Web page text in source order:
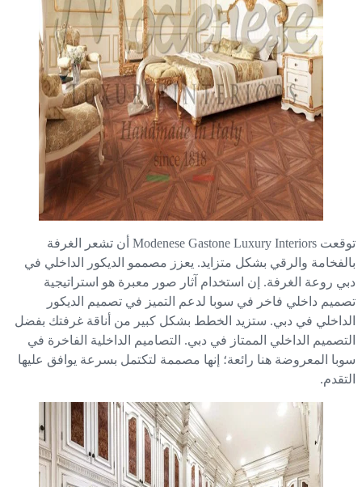
توقعت Modenese Gastone Luxury Interiors أن تشعر الغرفة
والرقي بشكل متزايد. يعزز مصممو الديكور الداخلي في
روعة الغرفة. إن استخدام آثار صور معبرة هو استراتيجية
داخلي فاخر في سوبا لدعم التميز في تصميم الديكور
في دبي. ستزيد الخطط بشكل كبير من أناقة غرفتك بفضل
الداخلي الممتاز في دبي. التصاميم الداخلية الفاخرة في
المعروضة هنا رائعة؛ إنها مصممة لتكتمل بسرعة يوافق عليها